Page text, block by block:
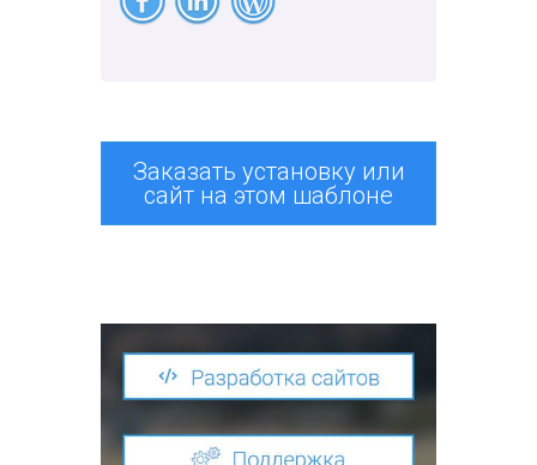
Заказать установку или
сайт на этом шаблоне